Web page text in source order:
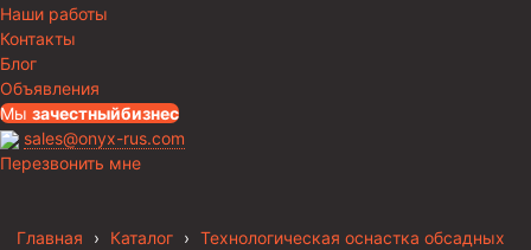
Наши работы
Контакты
Блог
Объявления
Мы зачестныйбизнес
sales@onyx-rus.com
Перезвонить мне
Главная › Каталог › Технологическая оснастка обсадных